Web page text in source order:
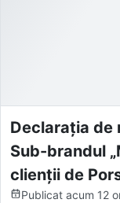
Declarația de
Sub-brandul
clienții de
Publicat acum 12